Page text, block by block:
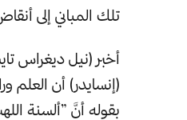
تلك المباني إلى
أخبر (نيل ديغراس
(إنسايدر) أن العلم
بقوله أنَّ ”ألسنة